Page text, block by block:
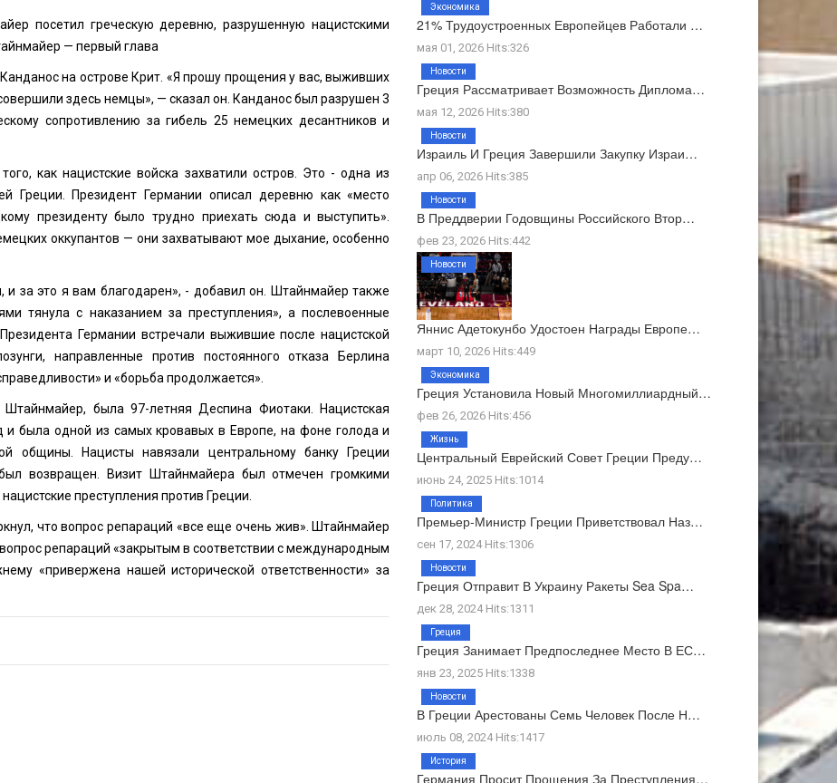
посетил греческую деревню, разрушенную нацистскими
— первый глава
на острове Крит. «Я прошу прощения у вас, выживших
здесь немцы», — сказал он. Канданос был разрушен 3
сопротивлению за гибель 25 немецких десантников и
как нацистские войска захватили остров. Это - одна из
Греции. Президент Германии описал деревню как «место
президенту было трудно приехать сюда и выступить».
оккупантов — они захватывают мое дыхание, особенно
за это я вам благодарен», - добавил он. Штайнмайер также
тянула с наказанием за преступления», а послевоенные
Германии встречали выжившие после нацистской
направленные против постоянного отказа Берлина
и «борьба продолжается».
была 97-летняя Деспина Фиотаки. Нацистская
и была одной из самых кровавых в Европе, на фоне голода и
общины. Нацисты навязали центральному банку Греции
возвращен. Визит Штайнмайера был отмечен громкими
преступления против Греции.
что вопрос репараций «все еще очень жив». Штайнмайер
репараций «закрытым в соответствии с международным
«привержена нашей исторической ответственности» за
21% Трудоустроенных Европейцев Работали …
мая 01, 2026 Hits:326
Экономика
Греция Рассматривает Возможность Диплома…
мая 12, 2026 Hits:380
Новости
Израиль И Греция Завершили Закупку Израи…
апр 06, 2026 Hits:385
Новости
В Преддверии Годовщины Российского Втор…
фев 23, 2026 Hits:442
Новости
Яннис Адетокунбо Удостоен Награды Европе…
март 10, 2026 Hits:449
Новости
Греция Установила Новый Многомиллиардный…
фев 26, 2026 Hits:456
Экономика
Центральный Еврейский Совет Греции Преду…
июнь 24, 2025 Hits:1014
Жизнь
Премьер-Министр Греции Приветствовал Наз…
сен 17, 2024 Hits:1306
Политика
Греция Отправит В Украину Ракеты Sea Spa…
дек 28, 2024 Hits:1311
Новости
Греция Занимает Предпоследнее Место В ЕС…
янв 23, 2025 Hits:1338
Греция
В Греции Арестованы Семь Человек После Н…
июль 08, 2024 Hits:1417
Новости
Германия Просит Прощения За Преступления…
История